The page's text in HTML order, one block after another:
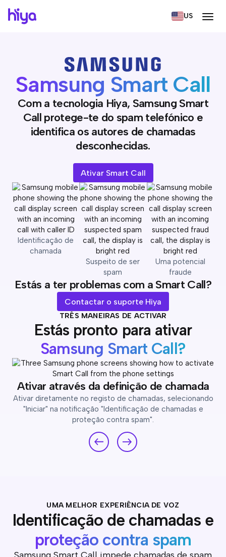
US
Samsung Smart Call
Com a tecnologia Hiya, Samsung Smart
Call protege-te do spam telefónico e
identifica os autores de chamadas
desconhecidas.
Ativar Smart Call
Identificação de
chamada
Suspeito de ser
spam
Uma potencial
fraude
Estás a ter problemas com a Smart Call?
Contactar o suporte Hiya
TRÊS MANEIRAS DE ACTIVAR
Estás pronto para ativar
Samsung Smart Call?
Ativar através da definição de chamada
Ativar diretamente no registo de chamadas, selecionando
"Iniciar" na notificação "Identificação de chamadas e
proteção contra spam".
UMA MELHOR EXPERIÊNCIA DE VOZ
Identificação de chamadas e
proteção contra spam